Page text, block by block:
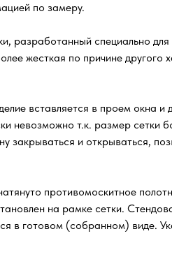
по замеру.
разработанный специально
жесткая по причине
вставляется в проем окна
невозможно т.к. размер сетки
и открываться,
противомоскитное
на рамке сетки.
в готовом (собранном) виде.